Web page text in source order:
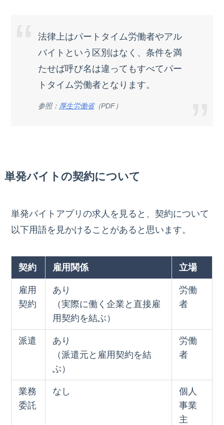
法律上はパートタイム労働者やアル
バイトという区別はなく、条件を満
たせば呼び名は違ってもすべてパー
トタイム労働者となります。
参照： 厚生労働省（PDF）
単発バイトの契約について
単発バイトアプリの求人を見ると、契約について
以下用語を見かけることがあると思います。
契約 雇用関係 立場
雇用
契約
あり
（実際に働く企業と直接雇
用契約を結ぶ）
労働
者
派遣
あり
（派遣元と雇用契約を結
ぶ）
労働
者
業務
委託
なし
個人
事業
主